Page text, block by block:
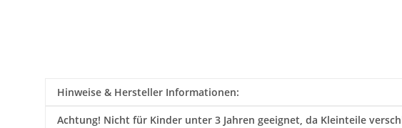
Hinweise & Hersteller Informationen:
Achtung! Nicht für Kinder unter 3 Jahren geeignet, da Kleinteile